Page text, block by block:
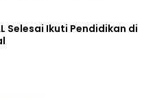
Selesai Ikuti Pendidikan di